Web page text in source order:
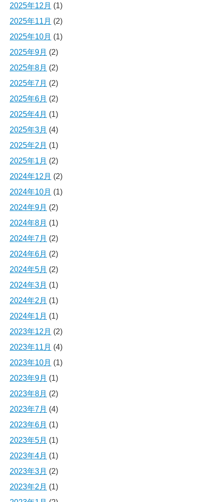
2025年12月 (1)
2025年11月 (2)
2025年10月 (1)
2025年9月 (2)
2025年8月 (2)
2025年7月 (2)
2025年6月 (2)
2025年4月 (1)
2025年3月 (4)
2025年2月 (1)
2025年1月 (2)
2024年12月 (2)
2024年10月 (1)
2024年9月 (2)
2024年8月 (1)
2024年7月 (2)
2024年6月 (2)
2024年5月 (2)
2024年3月 (1)
2024年2月 (1)
2024年1月 (1)
2023年12月 (2)
2023年11月 (4)
2023年10月 (1)
2023年9月 (1)
2023年8月 (2)
2023年7月 (4)
2023年6月 (1)
2023年5月 (1)
2023年4月 (1)
2023年3月 (2)
2023年2月 (1)